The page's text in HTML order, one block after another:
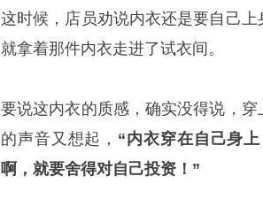
这时候，店员劝说内衣还是要自己
就拿着那件内衣走进了试衣间。
要说这内衣的质感，确实没得说，
的声音又想起， “内衣穿在自己身
啊，就要舍得对自己投资！”